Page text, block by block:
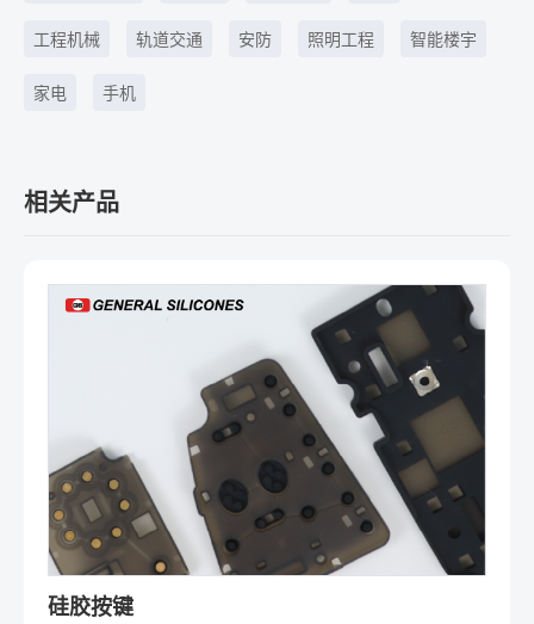
工程机械 轨道交通 安防 照明工程 智能楼宇
家电 手机
相关产品
硅胶按键